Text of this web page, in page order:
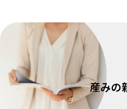
産みの